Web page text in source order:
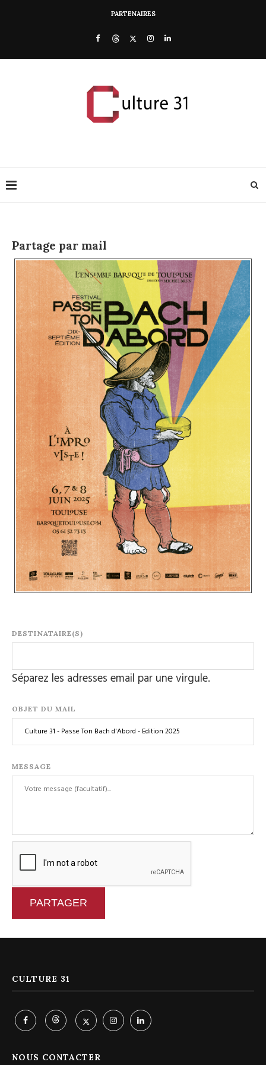
PARTENAIRES
Partage par mail
DESTINATAIRE(S)
Séparez les adresses email par une virgule.
OBJET DU MAIL
MESSAGE
PARTAGER
CULTURE 31
NOUS CONTACTER